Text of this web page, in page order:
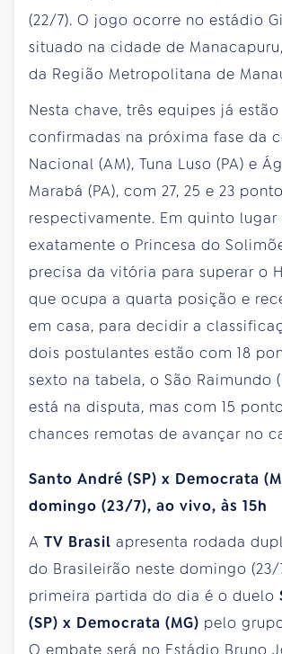
(22/7). O jogo ocorre no estádio
situado na cidade de
da Região Metropolitana de
Nesta chave, três equipes já estão
confirmadas na próxima fase da
Nacional (AM), Tuna Luso (PA) e
Marabá (PA), com 27, 25 e 23
respectivamente. Em quinto lugar
exatamente o Princesa do
precisa da vitória para superar o
que ocupa a quarta posição e
em casa, para decidir a
dois postulantes estão com 18
sexto na tabela, o São Raimundo
está na disputa, mas com 15
chances remotas de avançar no
Santo André (SP) x Democrata
domingo (23/7), ao vivo, às 15h
A TV Brasil apresenta rodada
do Brasileirão neste domingo (23/
primeira partida do dia é o duelo
(SP) x Democrata (MG) pelo
O embate será no Estádio Bruno